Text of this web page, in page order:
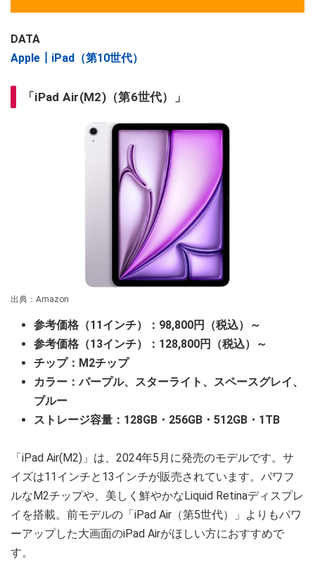
DATA
Apple┃iPad（第10世代）
「iPad Air(M2)（第6世代）」
出典：Amazon
参考価格（11インチ）：98,800円（税込）～
参考価格（13インチ）：128,800円（税込）～
チップ：M2チップ
カラー：パープル、スターライト、スペースグレイ、
ブルー
ストレージ容量：128GB・256GB・512GB・1TB
「iPad Air(M2)」は、2024年5月に発売のモデルです。サ
イズは11インチと13インチが販売されています。パワフ
ルなM2チップや、美しく鮮やかなLiquid Retinaディスプレ
イを搭載。前モデルの「iPad Air（第5世代）」よりもパワ
ーアップした大画面のiPad Airがほしい方におすすめで
す。